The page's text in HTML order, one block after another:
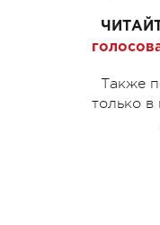
Также
только в